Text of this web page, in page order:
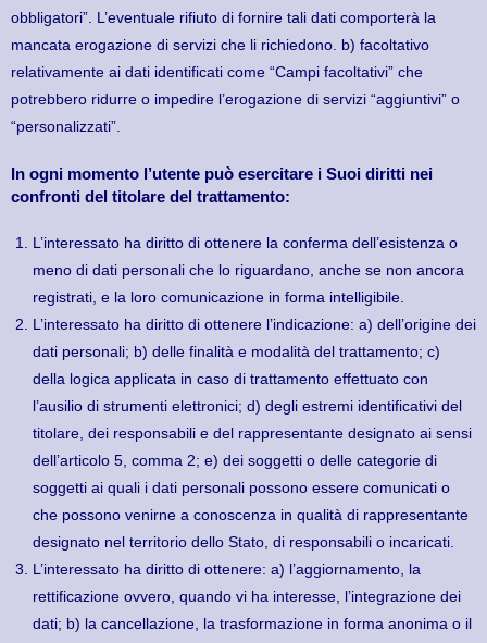
obbligatori”. L’eventuale rifiuto di fornire tali dati comporterà la
mancata erogazione di servizi che li richiedono. b) facoltativo
relativamente ai dati identificati come “Campi facoltativi” che
potrebbero ridurre o impedire l’erogazione di servizi “aggiuntivi” o
“personalizzati”.
In ogni momento l’utente può esercitare i Suoi diritti nei
confronti del titolare del trattamento:
L’interessato ha diritto di ottenere la conferma dell’esistenza o
meno di dati personali che lo riguardano, anche se non ancora
registrati, e la loro comunicazione in forma intelligibile.
L’interessato ha diritto di ottenere l’indicazione: a) dell’origine dei
dati personali; b) delle finalità e modalità del trattamento; c)
della logica applicata in caso di trattamento effettuato con
l’ausilio di strumenti elettronici; d) degli estremi identificativi del
titolare, dei responsabili e del rappresentante designato ai sensi
dell’articolo 5, comma 2; e) dei soggetti o delle categorie di
soggetti ai quali i dati personali possono essere comunicati o
che possono venirne a conoscenza in qualità di rappresentante
designato nel territorio dello Stato, di responsabili o incaricati.
L’interessato ha diritto di ottenere: a) l’aggiornamento, la
rettificazione ovvero, quando vi ha interesse, l’integrazione dei
dati; b) la cancellazione, la trasformazione in forma anonima o il